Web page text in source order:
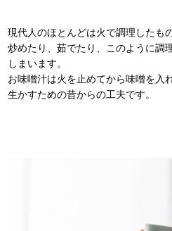
現代人のほとんどは火で調理したも
炒めたり、茹でたり、このように調
しまいます。
お味噌汁は火を止めてから味噌を入
生かすための昔からの工夫です。